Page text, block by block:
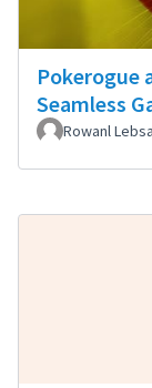
Pokerogue
Seamless
Rowanl